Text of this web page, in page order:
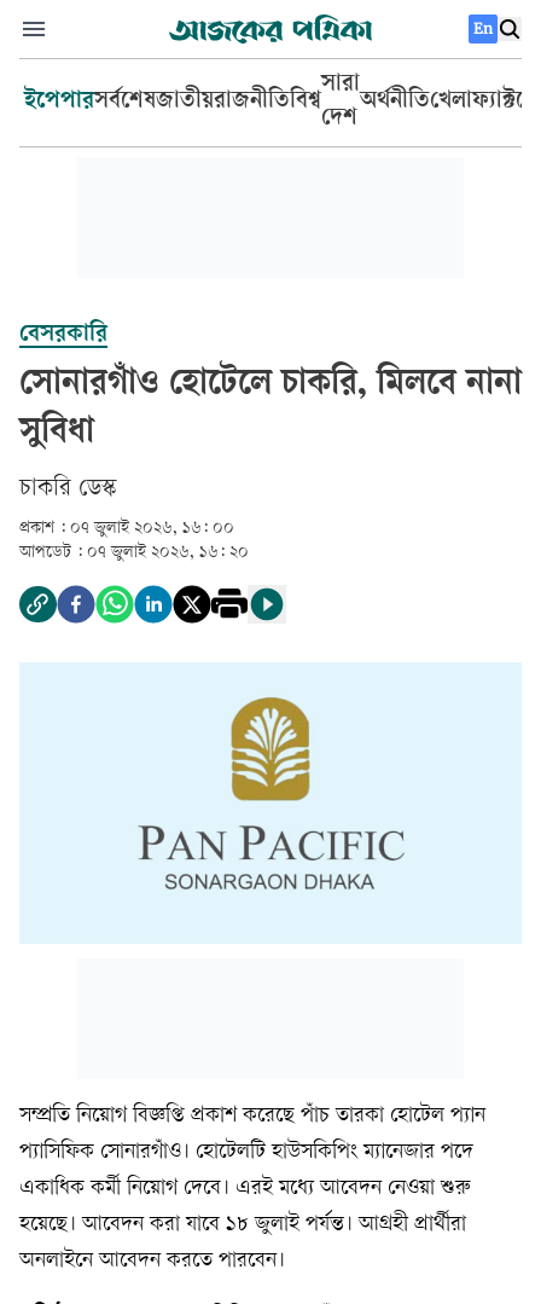
En
ইপেপারসর্বশেষজাতীয়রাজনীতিবিশ্ব
সারা
দেশ
অর্থনীতিখেলা
বেসরকারি
সোনারগাঁও হোটেলে চাকরি, মিলবে নানা
সুবিধা
চাকরি ডেস্ক
প্রকাশ : ০৭ জুলাই ২০২৬, ১৬: ০০
আপডেট : ০৭ জুলাই ২০২৬, ১৬: ২০
সম্প্রতি নিয়োগ বিজ্ঞপ্তি প্রকাশ করেছে পাঁচ তারকা হোটেল প্যান
প্যাসিফিক সোনারগাঁও। হোটেলটি হাউসকিপিং ম্যানেজার পদে
একাধিক কর্মী নিয়োগ দেবে। এরই মধ্যে আবেদন নেওয়া শুরু
হয়েছে। আবেদন করা যাবে ১৮ জুলাই পর্যন্ত। আগ্রহী প্রার্থীরা
অনলাইনে আবেদন করতে পারবেন।